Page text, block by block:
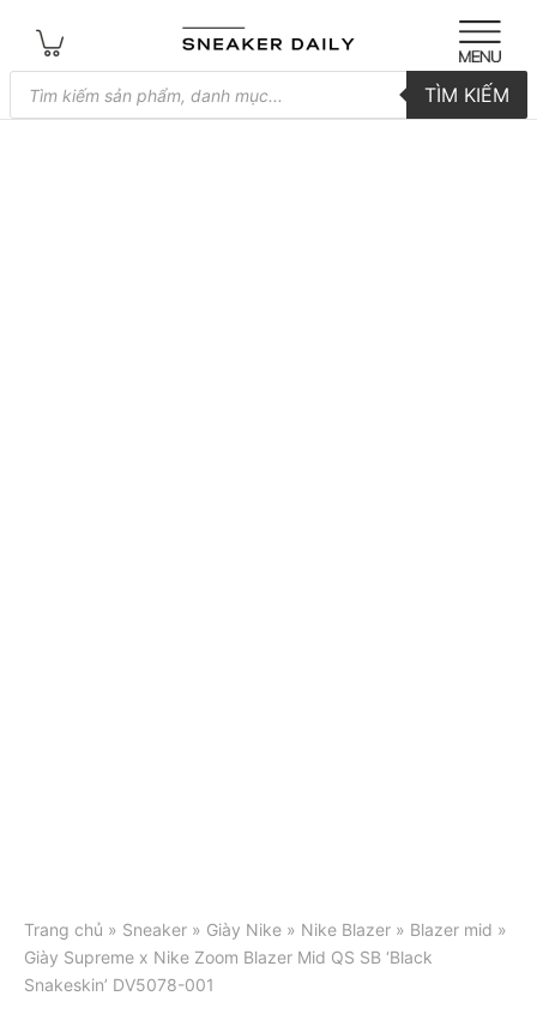
Tìm
kiếm
sản
TÌM KIẾM
Trang chủ » Sneaker » Giày Nike » Nike Blazer » Blazer mid »
Giày Supreme x Nike Zoom Blazer Mid QS SB ‘Black
Snakeskin’ DV5078-001